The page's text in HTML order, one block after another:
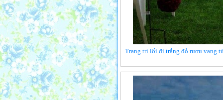
Trang trí lối đi trắng đỏ rượu vang